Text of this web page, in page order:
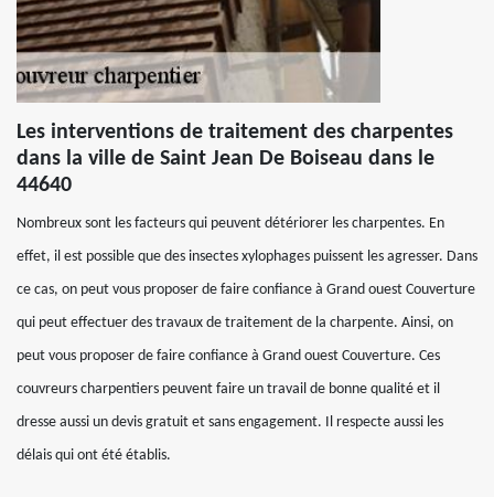
Les interventions de traitement des charpentes
dans la ville de Saint Jean De Boiseau dans le
44640
Nombreux sont les facteurs qui peuvent détériorer les charpentes. En
effet, il est possible que des insectes xylophages puissent les agresser. Dans
ce cas, on peut vous proposer de faire confiance à Grand ouest Couverture
qui peut effectuer des travaux de traitement de la charpente. Ainsi, on
peut vous proposer de faire confiance à Grand ouest Couverture. Ces
couvreurs charpentiers peuvent faire un travail de bonne qualité et il
dresse aussi un devis gratuit et sans engagement. Il respecte aussi les
délais qui ont été établis.